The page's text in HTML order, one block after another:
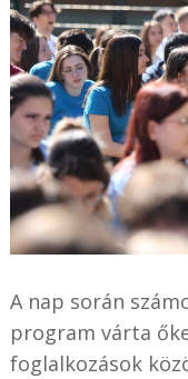
A nap során
program várta
foglalkozások